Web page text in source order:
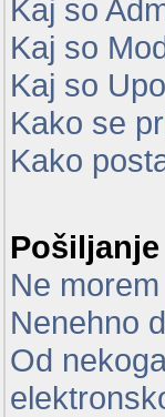
Kaj so
Kaj so
Kaj so
Kako se
Kako
Ne
Nenehno
Od